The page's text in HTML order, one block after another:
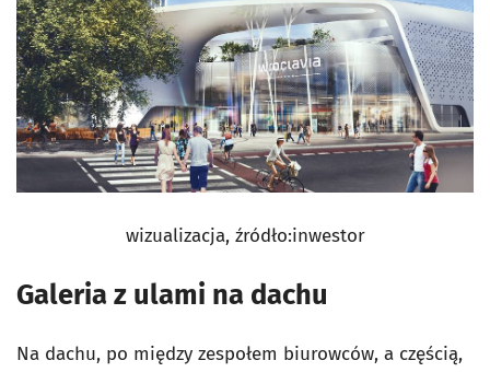
wizualizacja, źródło:inwestor
Galeria z ulami na dachu
Na dachu, po między zespołem biurowców, a częścią,